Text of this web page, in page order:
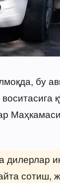
бу
дилерлар
сотиш,